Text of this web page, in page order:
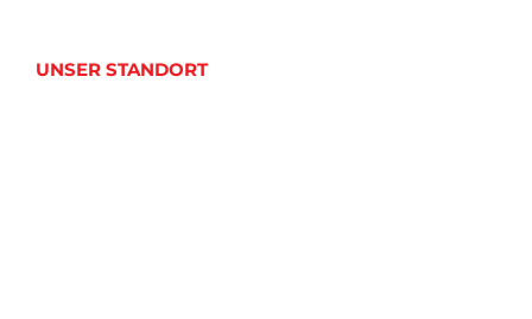
UNSER STANDORT